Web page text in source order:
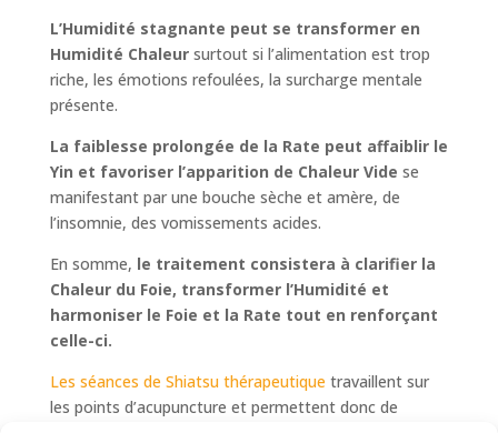
L’Humidité stagnante peut se transformer en
Humidité Chaleursurtout si l’alimentation est trop
riche, les émotions refoulées, la surcharge mentale
présente.
La faiblesse prolongée de la Rate peut affaiblir le
Yin et favoriser l’apparition de Chaleur Vide se
manifestant par une bouche sèche et amère, de
l’insomnie, des vomissements acides.
En somme, le traitement consistera à clarifier la
Chaleur du Foie, transformer l’Humidité et
harmoniser le Foie et la Rate tout en renforçant
celle-ci.
Les séances de Shiatsu thérapeutique travaillent sur
les points d’acupuncture et permettent donc de